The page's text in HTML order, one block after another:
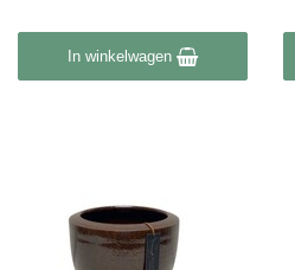
In winkelwagen